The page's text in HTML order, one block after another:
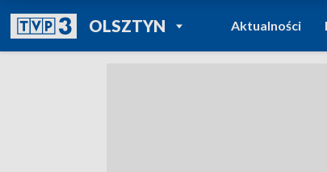
OLSZTYNPOWRÓT DO
TVP REGIONY
Aktualności